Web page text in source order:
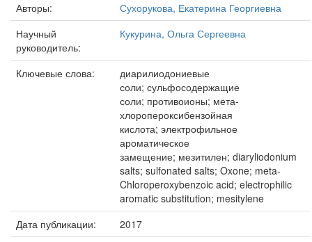
Авторы:
Сухорукова, Екатерина Георгиевна
Научный
руководитель:
Кукурина, Ольга Сергеевна
Ключевые слова:
диарилиодониевые
соли; сульфосодержащие
соли; противоионы; мета-
хлоропероксибензойная
кислота; электрофильное
ароматическое
замещение; мезитилен; diaryliodonium
salts; sulfonated salts; Oxone; meta-
Chloroperoxybenzoic acid; electrophilic
aromatic substitution; mesitylene
Дата публикации:
2017